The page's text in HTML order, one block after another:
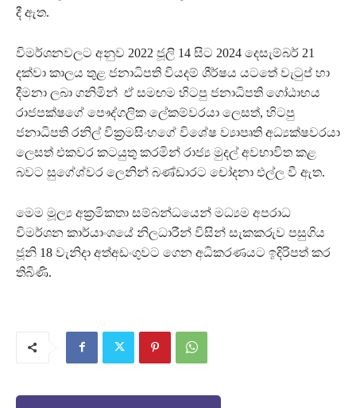
දී ඇත.
විමර්ශනවලට අනුව 2022 ජූලි 14 සිට 2024 දෙසැම්බර් 21
දක්වා කාලය තුළ ජනාධිපති වියදම් ශීර්ෂය යටතේ වැටුප් හා
දීමනා ලබා ගනිමින් ඒ සමඟම හිටපු ජනාධිපති ගෝඨාභය
රාජපක්ෂගේ පෞද්ගලික ලේකම්වරයා ලෙසත්, හිටපු
ජනාධිපති රනිල් වික්‍රමසිංහගේ විශේෂ ව්‍යාපෘති අධ්‍යක්ෂවරයා
ලෙසත් එකවර කටයුතු කරමින් රාජ්‍ය මුදල් අවභාවිත කළ
බවට සුගේශ්වර ලෙනින් බණ්ඩාරට චෝදනා එල්ල වී ඇත.
මෙම මූල්‍ය අක්‍රමිකතා සම්බන්ධයෙන් මධ්‍යම අපරාධ
විමර්ශන කාර්යාංශයේ නිලධාරීන් විසින් සැකකරුව පසුගිය
ජූනි 18 වැනිදා අත්අඩංගුවට ගෙන අධිකරණයට ඉදිරිපත් කර
තිබිණි.